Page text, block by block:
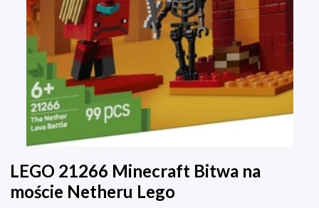
LEGO 21266 Minecraft Bitwa na
moście Netheru Lego